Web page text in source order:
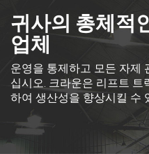
귀사의 총체적
업체
운영을 통제하고 모든 자제
십시오. 크라운은 리프트
하여 생산성을 향상시킬 수